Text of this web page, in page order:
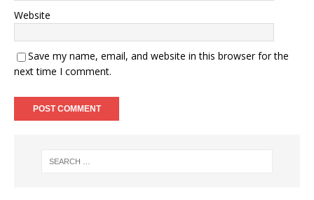
Website
Save my name, email, and website in this browser for the
next time I comment.